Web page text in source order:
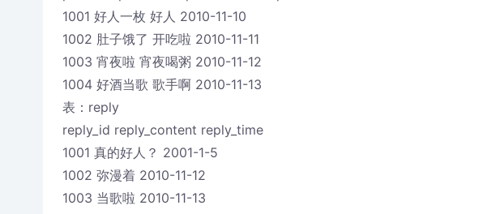
1001 好人一枚 好人 2010-11-10
1002 肚子饿了 开吃啦 2010-11-11
1003 宵夜啦 宵夜喝粥 2010-11-12
1004 好酒当歌 歌手啊 2010-11-13
表：reply
reply_id reply_content reply_time
1001 真的好人？ 2001-1-5
1002 弥漫着 2010-11-12
1003 当歌啦 2010-11-13